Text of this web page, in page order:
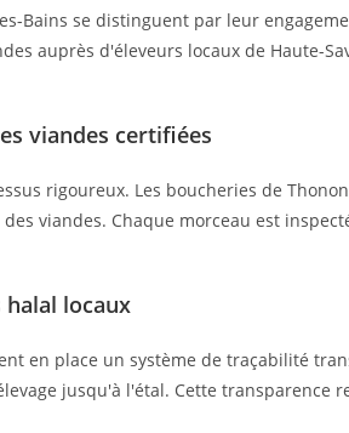
Bains se distinguent par leur
auprès d'éleveurs locaux de Haute-
viandes certifiées
rigoureux. Les boucheries de
viandes. Chaque morceau est
locaux
en place un système de traçabilité
jusqu'à l'étal. Cette transparence